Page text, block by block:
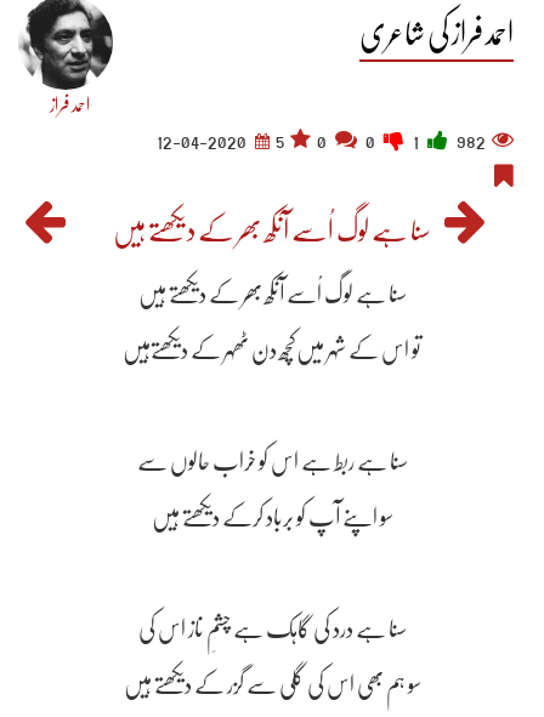
احمد فراز کی شاعری
احمد فراز
982
5
12-04-2020
سنا ہے لوگ اُسے آنکھ بھر کے دیکھتے ہیں
سنا ہے لوگ اُسے آنکھ بھر کے دیکھتے ہیں
تو اس کے شہر میں‌کچھ دن ٹھہر کے دیکھتےہیں
سنا ہے ربط ہے اس کو خراب حالوں سے
سو اپنے آپ کو برباد کرکے دیکھتے ہیں
سنا ہے درد کی گاہک ہے چشمِ ناز اس کی
سو ہم بھی اس کی گلی سے گزر کے دیکھتے ہیں